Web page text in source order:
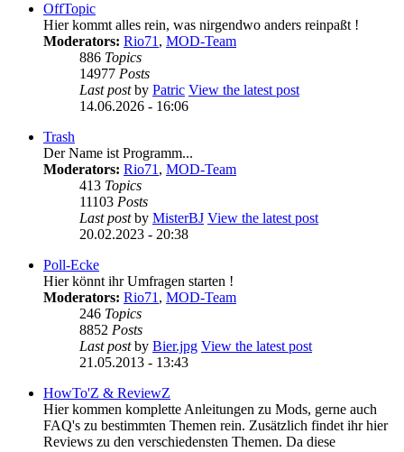
OffTopic
Hier kommt alles rein, was nirgendwo anders reinpaßt !
Moderators: Rio71, MOD-Team
886 Topics
14977 Posts
Last postby Patric View the latest post
14.06.2026 - 16:06
Trash
Der Name ist Programm...
Moderators: Rio71, MOD-Team
413 Topics
11103 Posts
Last postby MisterBJ View the latest post
20.02.2023 - 20:38
Poll-Ecke
Hier könnt ihr Umfragen starten !
Moderators: Rio71, MOD-Team
246 Topics
8852 Posts
Last postby Bier.jpg View the latest post
21.05.2013 - 13:43
HowTo'Z & ReviewZ
Hier kommen komplette Anleitungen zu Mods, gerne auch
FAQ's zu bestimmten Themen rein. Zusätzlich findet ihr hier
Reviews zu den verschiedensten Themen. Da diese